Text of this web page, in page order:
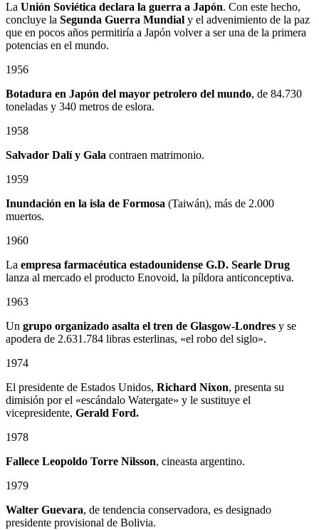
La Unión Soviética declara la guerra a Japón. Con este hecho,
concluye la Segunda Guerra Mundial y el advenimiento de la paz
que en pocos años permitiría a Japón volver a ser una de la primera
potencias en el mundo.
1956
Botadura en Japón del mayor petrolero del mundo, de 84.730
toneladas y 340 metros de eslora.
1958
Salvador Dalí y Gala contraen matrimonio.
1959
Inundación en la isla de Formosa (Taiwán), más de 2.000
muertos.
1960
La empresa farmacéutica estadounidense G.D. Searle Drug
lanza al mercado el producto Enovoid, la píldora anticonceptiva.
1963
Un grupo organizado asalta el tren de Glasgow-Londres y se
apodera de 2.631.784 libras esterlinas, «el robo del siglo».
1974
El presidente de Estados Unidos, Richard Nixon, presenta su
dimisión por el «escándalo Watergate» y le sustituye el
vicepresidente, Gerald Ford.
1978
Fallece Leopoldo Torre Nilsson, cineasta argentino.
1979
Walter Guevara, de tendencia conservadora, es designado
presidente provisional de Bolivia.